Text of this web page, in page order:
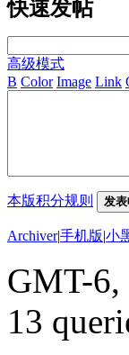
快速发帖
高级模式
B Color Image Link
本版积分规则 发
Archiver|手机版|小
GMT-6,
13